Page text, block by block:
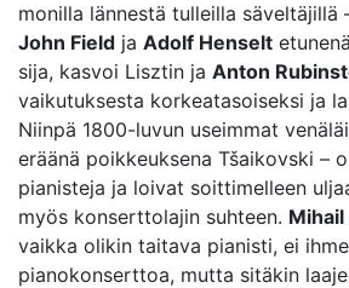
monilla lännestä tulleilla säveltäjillä
John Field ja Adolf Henselt
sija, kasvoi Lisztin ja Anton
vaikutuksesta korkeatasoiseksi ja
Niinpä 1800-luvun useimmat
eräänä poikkeuksena Tšaikovski –
pianisteja ja loivat soittimelleen
myös konserttolajin suhteen. Mihail
vaikka olikin taitava pianisti, ei
pianokonserttoa, mutta sitäkin